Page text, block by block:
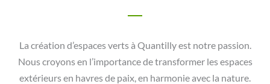
La création d’espaces verts à Quantilly est notre passion.
Nous croyons en l’importance de transformer les espaces
extérieurs en havres de paix, en harmonie avec la nature.